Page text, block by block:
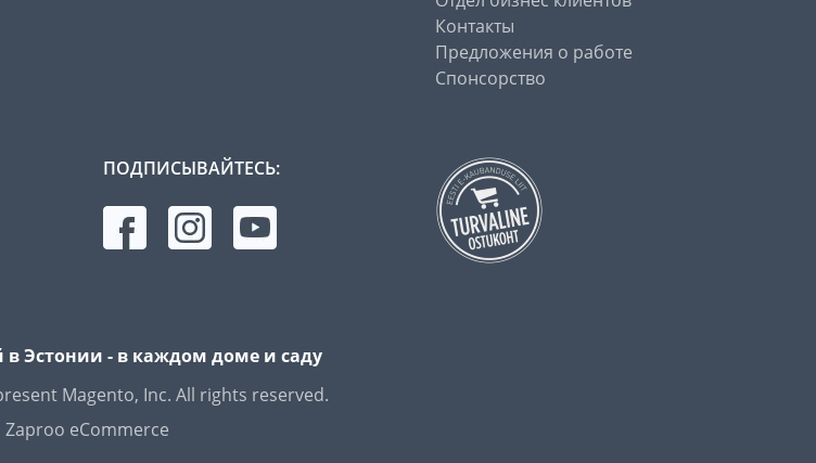
Контакты
Предложения о работе
Спонсорство
ПОДПИСЫВАЙТЕСЬ:
Эстонии - в каждом доме и саду
Magento, Inc. All rights reserved.
Zaproo eCommerce